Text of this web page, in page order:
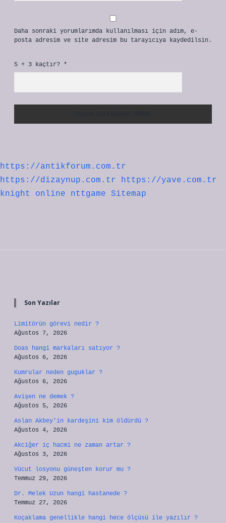
Daha sonraki yorumlarımda kullanılması için adım, e-
posta adresim ve site adresim bu tarayıcıya kaydedilsin.
5 + 3 kaçtır? *
https://antikforum.com.tr
https://dizaynup.com.tr
https://yave.com.tr
knight online
nttgame Sitemap
Son Yazılar
Limitörün görevi nedir ?
Ağustos 7, 2026
Doas hangi markaları satıyor ?
Ağustos 6, 2026
Kumrular neden guguklar ?
Ağustos 6, 2026
Avişen ne demek ?
Ağustos 5, 2026
Aslan Akbey’in kardeşini kim öldürdü ?
Ağustos 4, 2026
Akciğer iç hacmi ne zaman artar ?
Ağustos 3, 2026
Vücut losyonu güneşten korur mu ?
Temmuz 29, 2026
Dr. Melek Uzun hangi hastanede ?
Temmuz 27, 2026
Koçaklama genellikle hangi hece ölçüsü ile yazılır ?